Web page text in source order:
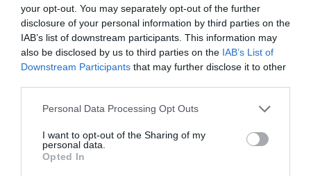
your opt-out. You may separately opt-out of the further
disclosure of your personal information by third parties on the
IAB’s list of downstream participants. This information may
also be disclosed by us to third parties on the IAB’s List of
Downstream Participants that may further disclose it to other
Personal Data Processing Opt Outs
I want to opt-out of the Sharing of my
personal data.
Opted In
por Hispanidad
Artículos anteriores
DIARIO DE LA CORRUPCIÓN SANCHISTA
Audiencia Nacional prorroga seis meses la
investigación del caso Koldo, ante el
ingente material incautado por la UCO